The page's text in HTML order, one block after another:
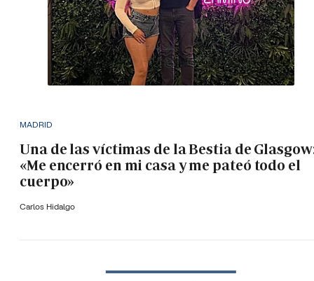
MADRID
Una de las víctimas de la Bestia de
«Me encerró en mi casa y me pateó todo el
cuerpo»
Carlos Hidalgo